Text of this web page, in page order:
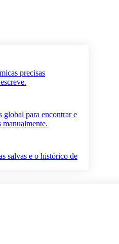
precisas
global para encontrar e
manualmente.
salvas e o histórico de